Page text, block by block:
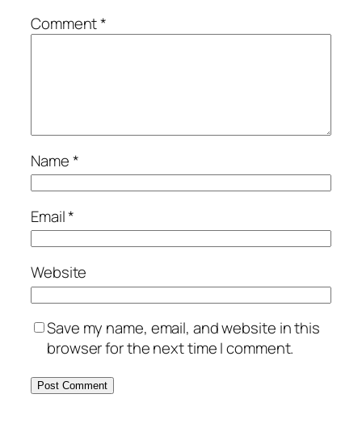
Comment*
Name*
Email*
Website
Save my name, email, and website in this
browser for the next time I comment.